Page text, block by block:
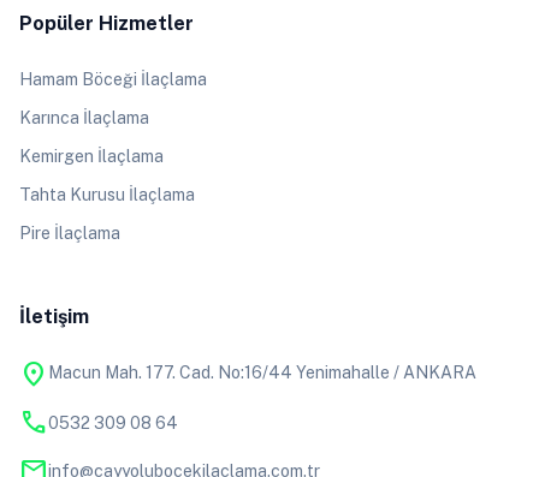
Popüler Hizmetler
Hamam Böceği İlaçlama
Karınca İlaçlama
Kemirgen İlaçlama
Tahta Kurusu İlaçlama
Pire İlaçlama
İletişim
location_on Macun Mah. 177. Cad. No:16/44 Yenimahalle / ANKARA
phone0532 309 08 64
info@cayyolubocekilaclama.com.tr